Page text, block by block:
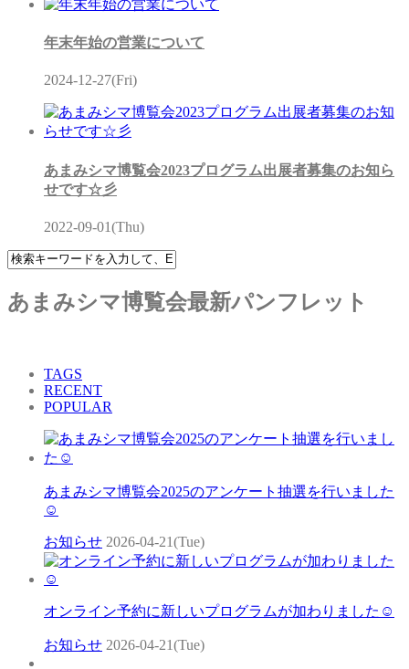
年末年始の営業について
2024-12-27(Fri)
あまみシマ博覧会2023プログラム出展者募集のお知ら
せです☆彡
2022-09-01(Thu)
あまみシマ博覧会最新パンフレット
TAGS
RECENT
POPULAR
あまみシマ博覧会2025のアンケート抽選を行いました
☺
お知らせ 2026-04-21(Tue)
オンライン予約に新しいプログラムが加わりました☺
お知らせ 2026-04-21(Tue)